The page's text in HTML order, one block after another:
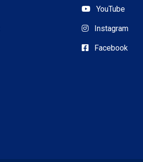
YouTube
Instagram
Facebook